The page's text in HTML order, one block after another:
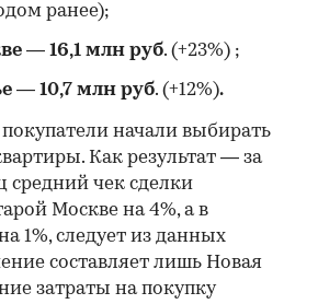
ранее);
— 16,1 млн руб. (+23%) ;
— 10,7 млн руб. (+12%).
начали выбирать
Как результат — за
средний чек сделки
Москве на 4%, а в
1%, следует из данных
составляет лишь Новая
затраты на покупку